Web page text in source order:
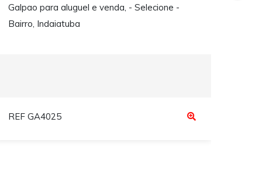
Galpao para aluguel e venda, - Selecione -
Bairro, Indaiatuba
REF GA4025